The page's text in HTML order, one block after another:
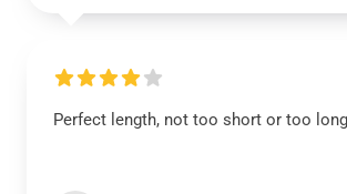
Perfect length, not too short or too